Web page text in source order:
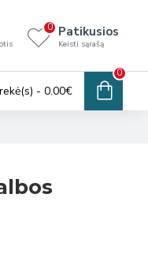
Patikusios
Keisti sąrašą
0
- 0.00€
0